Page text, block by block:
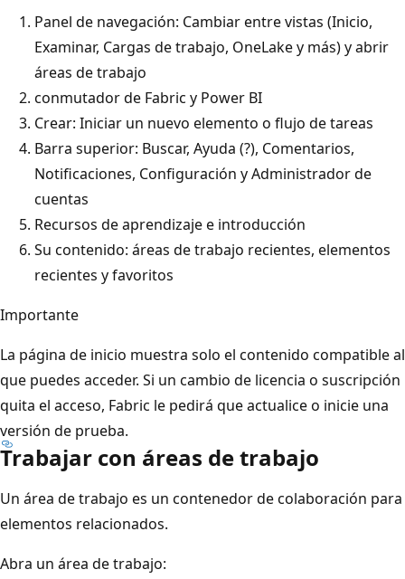
Panel de navegación: Cambiar entre vistas (Inicio,
Examinar, Cargas de trabajo, OneLake y más) y abrir
áreas de trabajo
conmutador de Fabric y Power BI
Crear: Iniciar un nuevo elemento o flujo de tareas
Barra superior: Buscar, Ayuda (?), Comentarios,
Notificaciones, Configuración y Administrador de
cuentas
Recursos de aprendizaje e introducción
Su contenido: áreas de trabajo recientes, elementos
recientes y favoritos
Importante
La página de inicio muestra solo el contenido compatible al
que puedes acceder. Si un cambio de licencia o suscripción
quita el acceso, Fabric le pedirá que actualice o inicie una
versión de prueba.
Trabajar con áreas de trabajo
Un área de trabajo es un contenedor de colaboración para
elementos relacionados.
Abra un área de trabajo: